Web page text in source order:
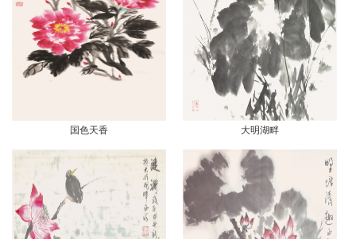
国色天香 大明湖畔